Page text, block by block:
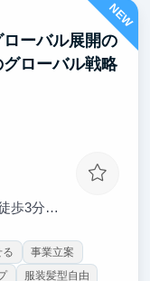
就職にも活か
ェーズから参
体得し、卒業
NEW
ーバル展開の
ローバル戦略
から徒歩5分
る
事業立案
服装髪型自由